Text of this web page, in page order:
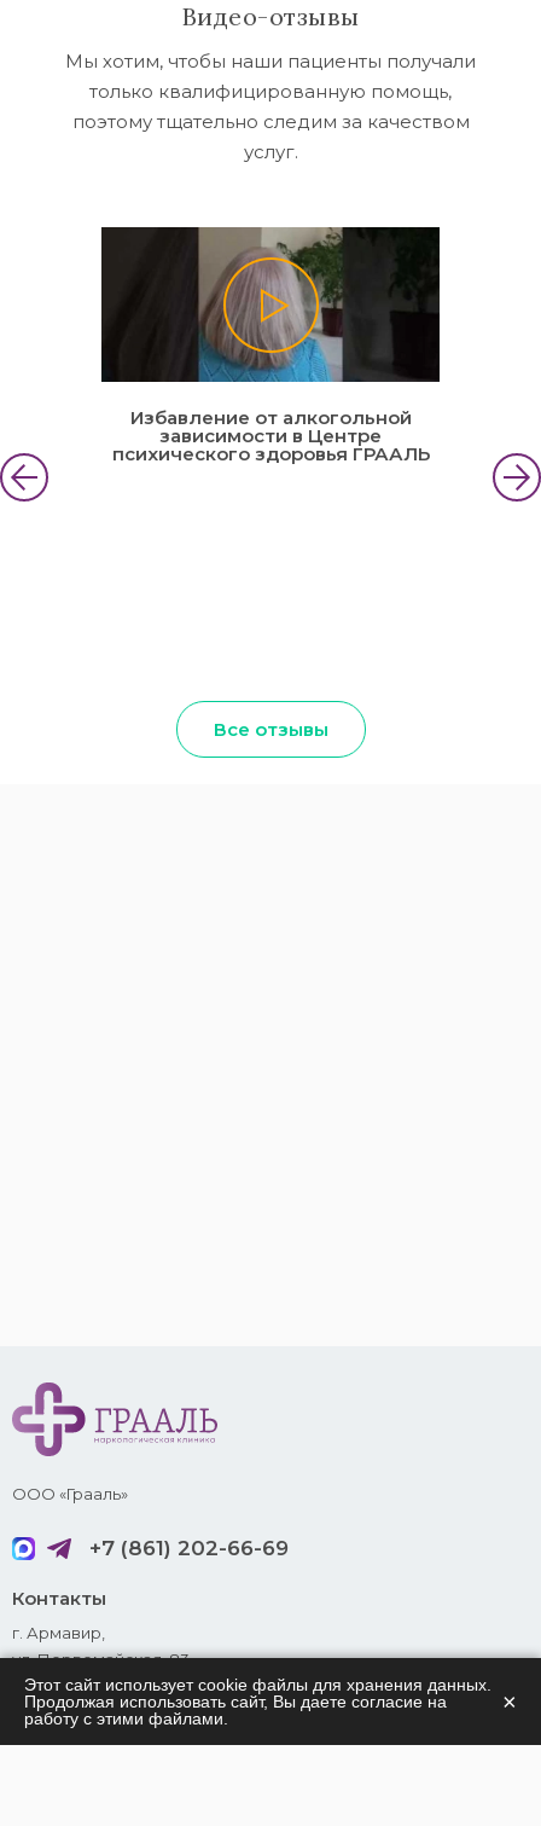
Видео-отзывы
Мы хотим, чтобы наши пациенты получали
только квалифицированную помощь,
поэтому тщательно следим за качеством
услуг.
Избавление от алкогольной
зависимости в Центре
психического здоровья ГРААЛЬ
Все отзывы
+7 (861) 202-66-69
ООО «Грааль»
Контакты
г. Армавир,
ул. Первомайская, 83
info@grail.su
Принимаем к оплате
Этот сайт использует cookie файлы для хранения данных.
Продолжая использовать сайт, Вы даете согласие на
работу с этими файлами.
×